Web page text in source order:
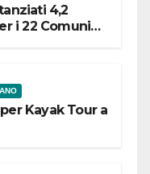
4,2
i 22 Comuni
Kayak Tour a